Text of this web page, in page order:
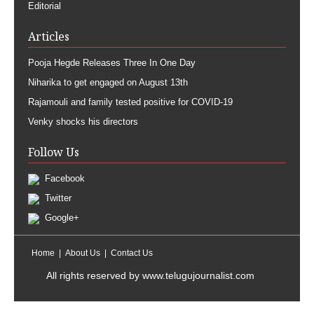
Editorial
Articles
Pooja Hegde Releases Three In One Day
Niharika to get engaged on August 13th
Rajamouli and family tested positive for COVID-19
Venky shocks his directors
Follow Us
Facebook
Twitter
Google+
Home About Us Contact Us
All rights reserved by www.telugujournalist.com